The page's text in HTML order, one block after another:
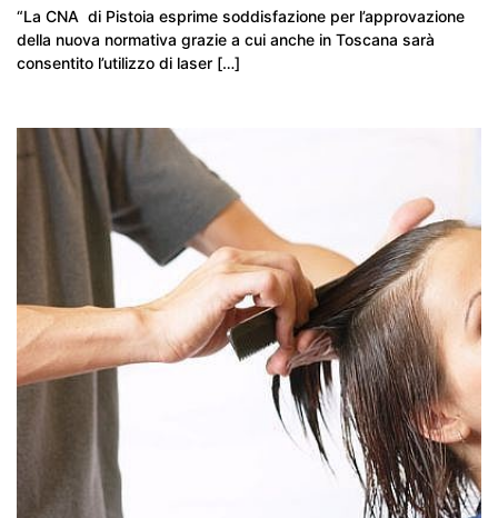
“La CNA di Pistoia esprime soddisfazione per l’approvazione
della nuova normativa grazie a cui anche in Toscana sarà
consentito l’utilizzo di laser […]